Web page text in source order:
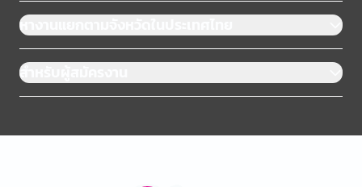
หางานแยกตามจังหวัดในประเทศไทย
สำหรับผู้สมัครงาน